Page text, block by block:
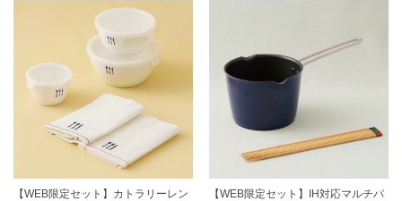
【WEB限定セット】カトラリーレン
【WEB限定セット】IH対応マルチパ